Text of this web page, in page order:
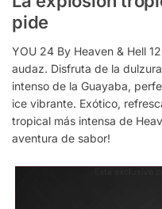
pide
YOU 24 By Heaven & Hell
audaz. Disfruta de la
intenso de la Guayaba,
ice vibrante. Exótico,
tropical más intensa de
aventura de sabor!